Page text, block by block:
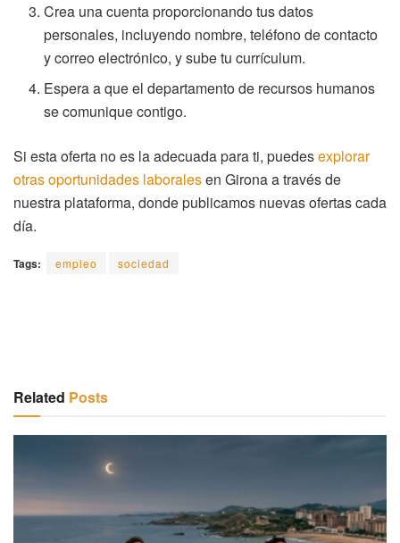
Crea una cuenta proporcionando tus datos
personales, incluyendo nombre, teléfono de contacto
y correo electrónico, y sube tu currículum.
Espera a que el departamento de recursos humanos
se comunique contigo.
Si esta oferta no es la adecuada para ti, puedesexplorar
otras oportunidades laboralesen Girona a través de
nuestra plataforma, donde publicamos nuevas ofertas cada
día.
Tags: empleo sociedad
Related Posts